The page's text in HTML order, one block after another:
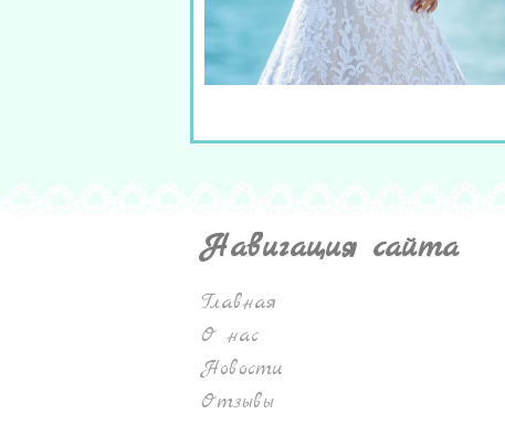
Навигация сайта
Главная
О нас
Новости
Отзывы